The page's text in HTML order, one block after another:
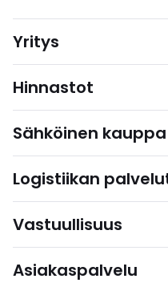
Yritys
Hinnastot
Sähköinen kauppa
Logistiikan
Vastuullisuus
Asiakaspalvelu